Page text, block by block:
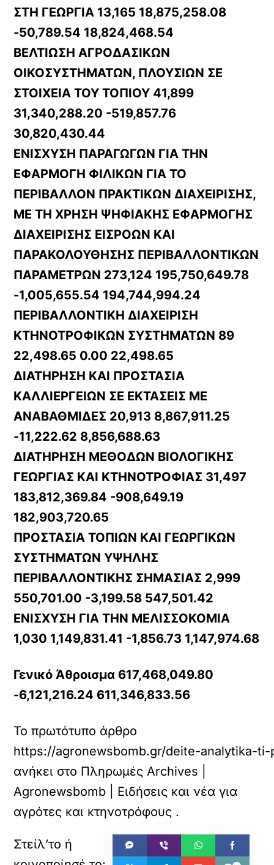
ΣΤΗ ΓΕΩΡΓΙΑ 13,165 18,875,258.08
-50,789.54 18,824,468.54
ΒΕΛΤΙΩΣΗ ΑΓΡΟΔΑΣΙΚΩΝ
ΟΙΚΟΣΥΣΤΗΜΑΤΩΝ, ΠΛΟΥΣΙΩΝ ΣΕ
ΣΤΟΙΧΕΙΑ ΤΟΥ ΤΟΠΙΟΥ 41,899
31,340,288.20 -519,857.76
30,820,430.44
ΕΝΙΣΧΥΣΗ ΠΑΡΑΓΩΓΩΝ ΓΙΑ ΤΗΝ
ΕΦΑΡΜΟΓΗ ΦΙΛΙΚΩΝ ΓΙΑ ΤΟ
ΠΕΡΙΒΑΛΛΟΝ ΠΡΑΚΤΙΚΩΝ ΔΙΑΧΕΙΡΙΣΗΣ,
ΜΕ ΤΗ ΧΡΗΣΗ ΨΗΦΙΑΚΗΣ ΕΦΑΡΜΟΓΗΣ
ΔΙΑΧΕΙΡΙΣΗΣ ΕΙΣΡΟΩΝ ΚΑΙ
ΠΑΡΑΚΟΛΟΥΘΗΣΗΣ ΠΕΡΙΒΑΛΛΟΝΤΙΚΩΝ
ΠΑΡΑΜΕΤΡΩΝ 273,124 195,750,649.78
-1,005,655.54 194,744,994.24
ΠΕΡΙΒΑΛΛΟΝΤΙΚΗ ΔΙΑΧΕΙΡΙΣΗ
ΚΤΗΝΟΤΡΟΦΙΚΩΝ ΣΥΣΤΗΜΑΤΩΝ 89
22,498.65 0.00 22,498.65
ΔΙΑΤΗΡΗΣΗ ΚΑΙ ΠΡΟΣΤΑΣΙΑ
ΚΑΛΛΙΕΡΓΕΙΩΝ ΣΕ ΕΚΤΑΣΕΙΣ ΜΕ
ΑΝΑΒΑΘΜΙΔΕΣ 20,913 8,867,911.25
-11,222.62 8,856,688.63
ΔΙΑΤΗΡΗΣΗ ΜΕΘΟΔΩΝ ΒΙΟΛΟΓΙΚΗΣ
ΓΕΩΡΓΙΑΣ ΚΑΙ ΚΤΗΝΟΤΡΟΦΙΑΣ 31,497
183,812,369.84 -908,649.19
182,903,720.65
ΠΡΟΣΤΑΣΙΑ ΤΟΠΙΩΝ ΚΑΙ ΓΕΩΡΓΙΚΩΝ
ΣΥΣΤΗΜΑΤΩΝ ΥΨΗΛΗΣ
ΠΕΡΙΒΑΛΛΟΝΤΙΚΗΣ ΣΗΜΑΣΙΑΣ 2,999
550,701.00 -3,199.58 547,501.42
ΕΝΙΣΧΥΣΗ ΓΙΑ ΤΗΝ ΜΕΛΙΣΣΟΚΟΜΙΑ
1,030 1,149,831.41 -1,856.73 1,147,974.68
Γενικό Άθροισμα 617,468,049.80
-6,121,216.24 611,346,833.56
Το πρωτότυπο άρθρο
https://agronewsbomb.gr/deite-analytika-
ανήκει στο Πληρωμές Archives |
Agronewsbomb | Ειδήσεις και νέα για
αγρότες και κτηνοτρόφους .